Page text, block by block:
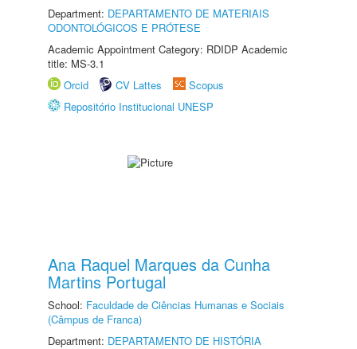
Department: DEPARTAMENTO DE MATERIAIS
ODONTOLÓGICOS E PRÓTESE
Academic Appointment Category: RDIDP Academic
title: MS-3.1
Orcid
CV Lattes
Scopus
Repositório Institucional UNESP
Ana Raquel Marques da Cunha
Martins Portugal
School: Faculdade de Ciências Humanas e Sociais
(Câmpus de Franca)
Department: DEPARTAMENTO DE HISTÓRIA